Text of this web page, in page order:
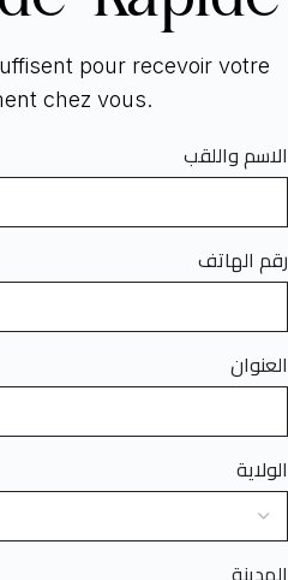
pour recevoir votre
chez vous.
الاسم واللقب
رقم الهاتف
العنوان
الولاية